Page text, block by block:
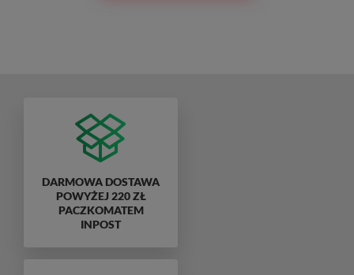
DARMOWA DOSTAWA
POWYŻEJ 220 ZŁ
PACZKOMATEM
INPOST